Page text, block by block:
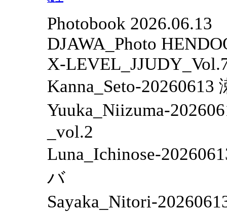
Photobook 2026.06.13
DJAWA_Photo
X-
Kanna_Seto-
Yuuka_Niizuma-
_vol.2
Luna_Ichinose-
バ
Sayaka_Nitori-